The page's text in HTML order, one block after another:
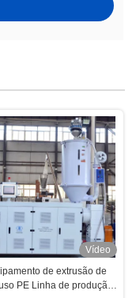
Vídeo
de extrusão de
PE Linha de produção